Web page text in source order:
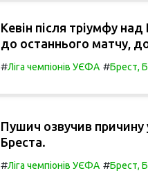
Кевін після тріумфу
до останнього матчу,
#Ліга чемпіонів УЄФА #Брест,
Пушич озвучив причину
Бреста.
#Ліга чемпіонів УЄФА #Брест,